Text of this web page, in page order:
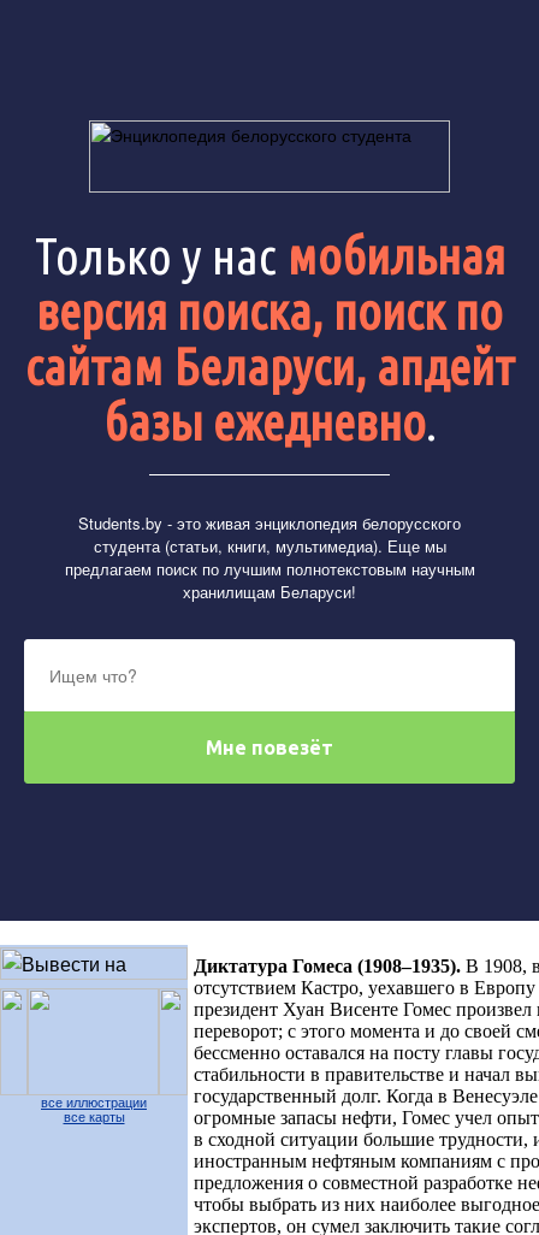
Только у нас мобильная
версия поиска, поиск по
сайтам Беларуси, апдейт
базы ежедневно.
Students.by - это живая энциклопедия белорусского
студента (статьи, книги, мультимедиа). Еще мы
предлагаем поиск по лучшим полнотекстовым научным
хранилищам Беларуси!
все иллюстрации
все карты
Диктатура Гомеса (1908–1935). В 1908,
отсутствием Кастро, уехавшего в
президент Хуан Висенте Гомес произвел
переворот; с этого момента и до своей
бессменно оставался на посту главы
стабильности в правительстве и начал
государственный долг. Когда в
огромные запасы нефти, Гомес учел
в сходной ситуации большие трудности,
иностранным нефтяным компаниям с
предложения о совместной разработке
чтобы выбрать из них наиболее
экспертов, он сумел заключить такие